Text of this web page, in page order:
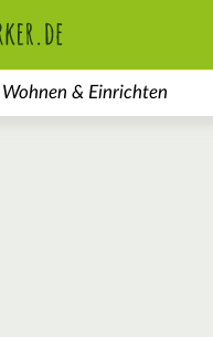
Wohnen & Einrichten